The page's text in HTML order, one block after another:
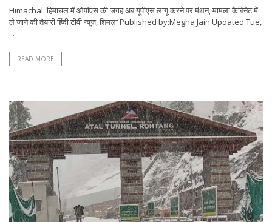
Himachal: हिमाचल में ओपीएस की जगह अब यूपीएस लागू करने पर मंथन, मामला कैबिनेट में
ले जाने की तैयारी हिंदी टीवी न्यूज़, शिमला Published by:Megha Jain Updated Tue,
...
READ MORE